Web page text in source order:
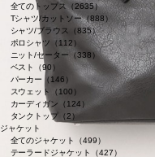
全てのトップス（2635）
Tシャツ/カットソー（888）
シャツ/ブラウス（835）
ポロシャツ（112）
ニット/セーター（338）
ベスト（90）
パーカー（146）
スウェット（100）
カーディガン（124）
タンクトップ（2）
ジャケット
全てのジャケット（499）
テーラードジャケット（427）